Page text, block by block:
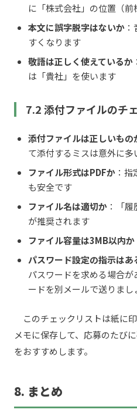
に「株式会社」の位置（
本文に誤字脱字はないか
すくなります
敬語は正しく使えているか
は「貴社」を使います
7.2 添付ファイルのチ
添付ファイルは正しいもの
て添付するミスは意外に多
ファイル形式はPDFか ：
も安全です
ファイル名は適切か ：「
が推奨されます
ファイル容量は3MB以内か
パスワード設定の指示はあ
パスワードを求める場合
ードを別メールで送りまし
このチェックリストは紙に
メモに保存して、応募のたび
をおすすめします。
8. まとめ